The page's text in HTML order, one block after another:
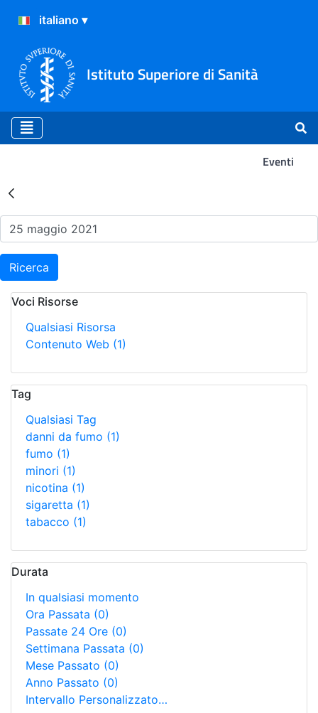
Istituto Superiore di Sanità
Eventi
Risultati della Ricerca -
Ricerca
Voci Risorse
Qualsiasi Risorsa
Contenuto Web (1)
Tag
Qualsiasi Tag
danni da fumo (1)
fumo (1)
minori (1)
nicotina (1)
sigaretta (1)
tabacco (1)
Durata
In qualsiasi momento
Ora Passata (0)
Passate 24 Ore (0)
Settimana Passata (0)
Mese Passato (0)
Anno Passato (0)
Intervallo Personalizzato…